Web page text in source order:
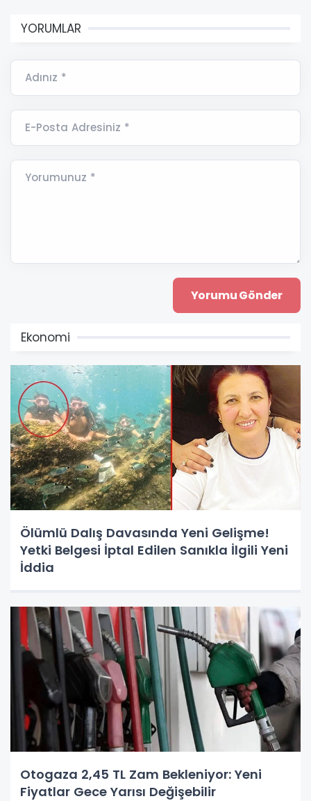
YORUMLAR
Adınız *
E-Posta Adresiniz *
Yorumunuz *
Ekonomi
Ölümlü Dalış Davasında Yeni Gelişme!
Yetki Belgesi İptal Edilen Sanıkla İlgili Yeni
İddia
Otogaza 2,45 TL Zam Bekleniyor: Yeni
Fiyatlar Gece Yarısı Değişebilir